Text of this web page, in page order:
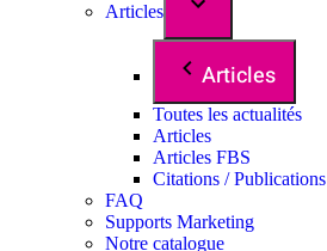
Articles
Articles
Toutes les actualités
Articles
Articles FBS
Citations / Publications
FAQ
Supports Marketing
Notre catalogue